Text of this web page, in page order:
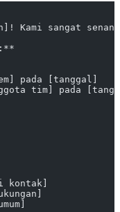
Kami sangat
pada [tanggal]
tim] pada
kontak]